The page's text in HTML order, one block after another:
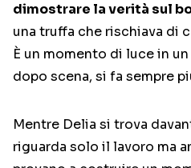
dimostrare la verità sul
una truffa che rischiava di
È un momento di luce in
dopo scena, si fa sempre
Mentre Delia si trova
riguarda solo il lavoro ma